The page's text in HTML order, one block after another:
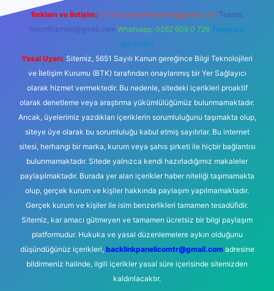
Reklam ve İletişim: E-mail: backlinkpaneli@gmail.com Teams:
forumhizmeti@gmail.com Whatsapp: 0262 606 0 726 Telegram:
@karabul
Yasal Uyarı: Sitemiz, 5651 Sayılı Kanun gereğince Bilgi Teknolojileri
ve İletişim Kurumu (BTK) tarafından onaylanmış bir Yer Sağlayıcı
olarak hizmet vermektedir. Bu nedenle, sitedeki içerikleri proaktif
olarak denetleme veya araştırma yükümlülüğümüz bulunmamaktadır.
Ancak, üyelerimiz yazdıkları içeriklerin sorumluluğunu taşımakta olup,
siteye üye olarak bu sorumluluğu kabul etmiş sayılırlar. Bu internet
sitesi, herhangi bir marka, kurum veya şahıs şirketi ile hiçbir bağlantısı
bulunmamaktadır. Sitede yalnızca kendi hazırladığımız makaleler
paylaşılmaktadır. Burada yer alan içerikler haber niteliği taşımamakta
olup, gerçek kurum ve kişiler hakkında paylaşım yapılmamaktadır.
Gerçek kurum ve kişiler ile isim benzerlikleri tamamen tesadüfidir.
Sitemiz, kar amacı gütmeyen ve tamamen ücretsiz bir bilgi paylaşım
platformudur. Hukuka ve yasal düzenlemelere aykırı olduğunu
düşündüğünüz içerikleri, backlinkpanelicomtr@gmail.comadresine
bildirmeniz halinde, ilgili içerikler yasal süre içerisinde sitemizden
kaldırılacaktır.